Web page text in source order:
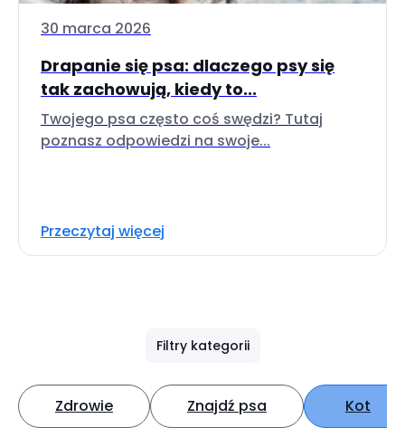
30 marca 2026
Drapanie się psa: dlaczego psy się
tak zachowują, kiedy to...
Twojego psa często coś swędzi? Tutaj
poznasz odpowiedzi na swoje...
Przeczytaj więcej
Filtry kategorii
Zdrowie Znajdź psa Kot